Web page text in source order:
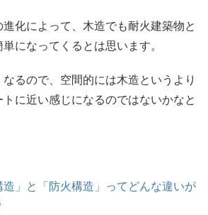
化によって、木造でも耐火建築物と
になってくるとは思います。
るので、空間的には木造というより
に近い感じになるのではないかなと
造」と「防火構造」ってどんな違いが